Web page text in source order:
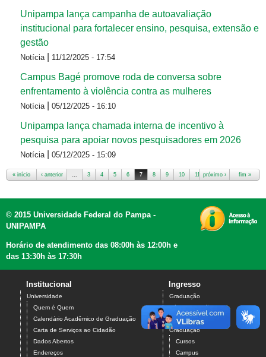
Unipampa lança campanha de autoavaliação
institucional para fortalecer ensino, pesquisa, extensão e
gestão
Notícia 11/12/2025 - 17:54
Campus Bagé promove roda de conversa sobre
enfrentamento à violência contra as mulheres
Notícia 05/12/2025 - 16:10
Unipampa lança chamada interna de incentivo à
pesquisa para apoiar novos pesquisadores em 2026
Notícia 05/12/2025 - 15:09
« início ‹ anterior … 3 4 5 6 7 8 9 10 11 …
próximo › fim »
© 2015 Universidade Federal do Pampa -
UNIPAMPA
Horário de atendimento das 08:00h às 12:00h e
das 13:30h às 17:30h
Institucional
Universidade
Quem é Quem
Calendário Acadêmico de Graduação
Carta de Serviços ao Cidadão
Dados Abertos
Endereços
Ingresso
Graduação
Ensino
Graduação
Cursos
Campus